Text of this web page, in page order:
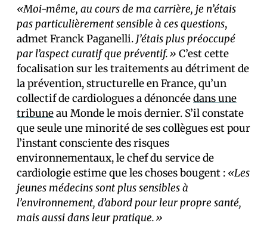
«Moi-même, au cours de ma carrière, je n’étais
pas particulièrement sensible à ces questions,
admet Franck Paganelli. J’étais plus préoccupé
par l’aspect curatif que préventif.» C’est cette
focalisation sur les traitements au détriment de
la prévention, structurelle en France, qu’un
collectif de cardiologues a dénoncéedans une
tribuneau Monde le mois dernier. S’il constate
que seule une minorité de ses collègues est pour
l’instant consciente des risques
environnementaux, le chef du service de
cardiologie estime que les choses bougent : «Les
jeunes médecins sont plus sensibles à
l’environnement, d’abord pour leur propre santé,
mais aussi dans leur pratique.»